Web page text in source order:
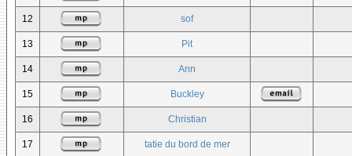
12 sof
13 Pit
14 Ann
15 Buckley
16 Christian
17 tatie du bord de mer